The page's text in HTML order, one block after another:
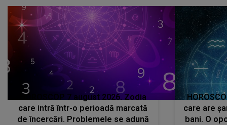
HOROSCOP 7 august 2026. Zodia
care intră într-o perioadă marcată
de încercări. Problemele se adună
care are
bani. O